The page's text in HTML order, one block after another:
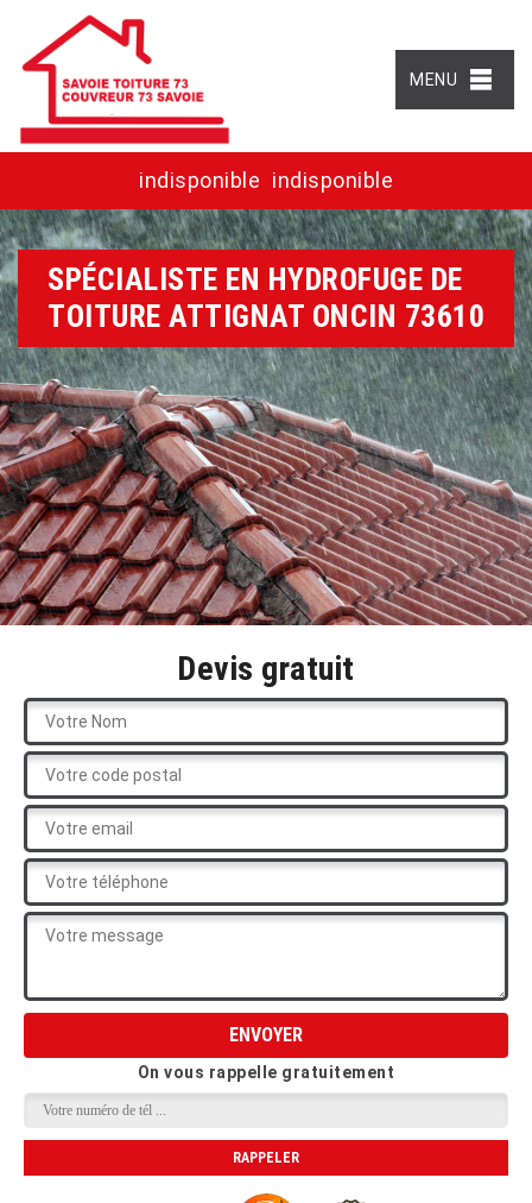
MENU
indisponible indisponible
SPÉCIALISTE EN HYDROFUGE DE
TOITURE ATTIGNAT ONCIN 73610
Devis gratuit
On vous rappelle gratuitement